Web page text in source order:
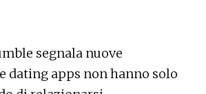
segnala nuove
dating apps non hanno solo